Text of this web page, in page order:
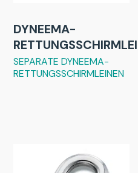
DYNEEMA-
SEPARATE DYNEEMA-
RETTUNGSSCHIRMLEINEN